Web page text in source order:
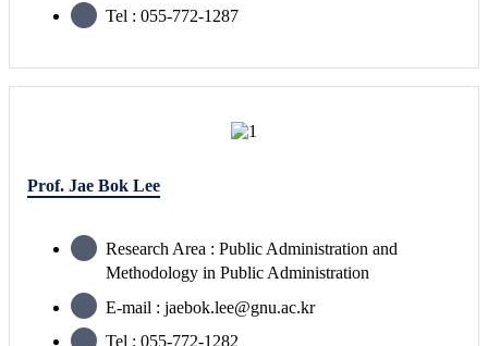
Tel : 055-772-1287
Prof. Jae Bok Lee
Research Area : Public Administration and
Methodology in Public Administration
E-mail : jaebok.lee@gnu.ac.kr
Tel : 055-772-1282